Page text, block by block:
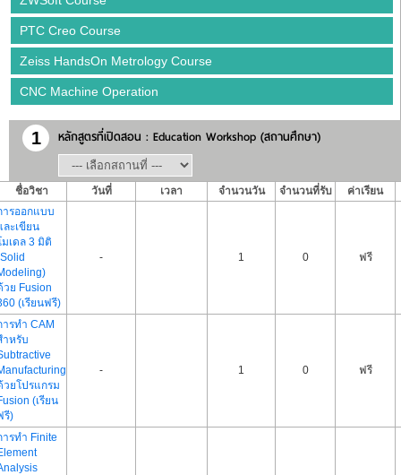
PTC Creo Course
Zeiss HandsOn Metrology Course
CNC Machine Operation
1 หลักสูตรที่เปิดสอน : Education Workshop (สถานศึกษา)
ชื่อวิชา วันที่ เวลา จำนวนวัน จำนวนที่รับ
ค่าเรียน
ารออกแบบ
ละเขียน
มเดล 3 มิติ
วย Fusion
(เรียนฟรี)
- 1 0 ฟรี
ารทำ CAM
ำหรับ
วยโปรแกรม
(เรียน
รี)
- 1 0 ฟรี
ารทำ Finite